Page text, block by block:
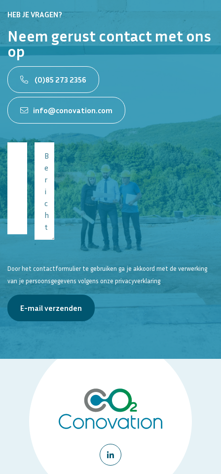
HEB JE VRAGEN?
Neem gerust contact met ons
op
(0)85 273 2356
info@conovation.com
*
E-
mailadres
*
Telefoonnummer *
Bericht*
Door het contactformulier te gebruiken ga je akkoord met de verwerking
van je persoonsgegevens volgens onze privacyverklaring
E-mail verzenden